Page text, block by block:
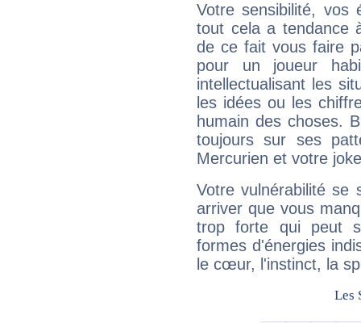
Votre sensibilité,
tout cela a tendance
de ce fait vous faire
pour un joueur
intellectualisant les
les idées ou les
humain des choses.
toujours sur ses
Mercurien et votre
Votre vulnérabilité se
arriver que vous
trop forte qui peut
formes d'énergies
le cœur, l'instinct, la